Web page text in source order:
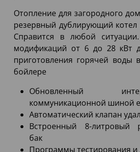
Отопление для загородного
резервный дублирующий
Справится в любой
модификаций от 6 до 28 кВт
приготовления горячей воды
бойлере
Обновленный
коммуникационной шиной
Автоматический клапан
Встроенный 8-литровый
бак
Программы тестирования и